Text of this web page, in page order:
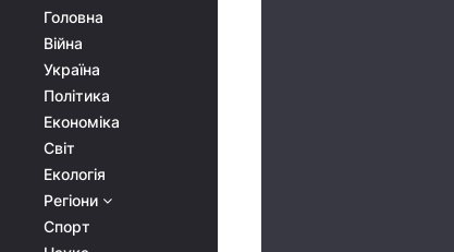
Головна
Війна
Україна
Політика
Економіка
Світ
Екологія
Регіони
Спорт